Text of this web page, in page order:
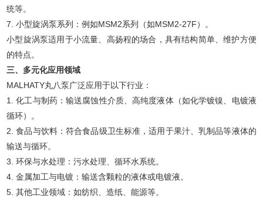
统等。
7. 小型旋涡泵系列：例如MSM2系列（如MSM2-27F）。
小型旋涡泵适用于小流量、高扬程的场合，具有结构简单、维护方便
的特点。
三、多元化应用领域
MALHATY丸八泵广泛应用于以下行业：
1. 化工与制药：输送腐蚀性介质、高纯度液体（如化学镀镍、电镀液
循环）。
2. 食品与饮料：符合食品级卫生标准，适用于果汁、乳制品等液体的
输送与循环。
3. 环保与水处理：污水处理、循环水系统。
4. 金属加工与电镀：输送含颗粒的液体或电镀液。
5. 其他工业领域：如纺织、造纸、能源等。